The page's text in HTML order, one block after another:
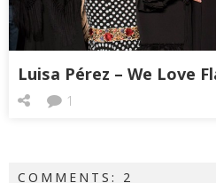
Luisa Pérez – We Love
1
COMMENTS: 2